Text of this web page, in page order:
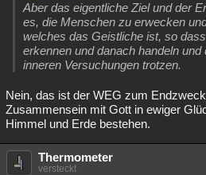
Aber das eigentliche Ziel und der
es, die Menschen zu erwecken
welches das Geistliche ist, so
erkennen und danach handeln
inneren Versuchungen trotzen.
Nein, das ist der WEG zum
Zusammensein mit Gott in ewiger
Himmel und Erde bestehen.
Thermometer
versteckt